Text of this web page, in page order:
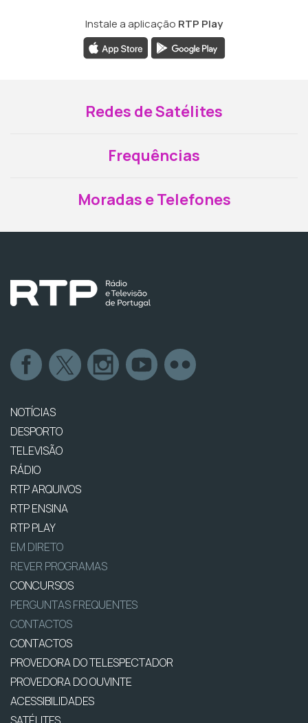
Instale a aplicação RTP Play
Redes de Satélites
Frequências
Moradas e Telefones
NOTÍCIAS
DESPORTO
TELEVISÃO
RÁDIO
RTP ARQUIVOS
RTP ENSINA
RTP PLAY
EM DIRETO
REVER PROGRAMAS
CONCURSOS
PERGUNTAS FREQUENTES
CONTACTOS
CONTACTOS
PROVEDORA DO TELESPECTADOR
PROVEDORA DO OUVINTE
ACESSIBILIDADES